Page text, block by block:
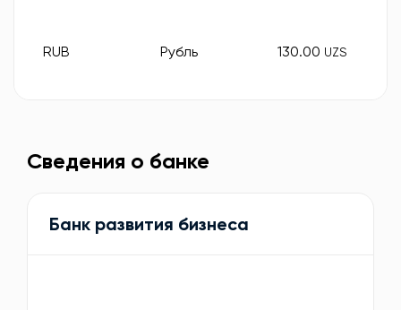
RUB Рубль 130.00 UZS
Сведения о банке
Банк развития бизнеса